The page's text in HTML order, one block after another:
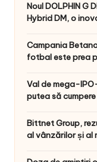
Noul DOLPHIN G
Hybrid DM, o
Campania
fotbal este prea
Val de mega-
putea să
Bittnet Group,
al vânzărilor și al